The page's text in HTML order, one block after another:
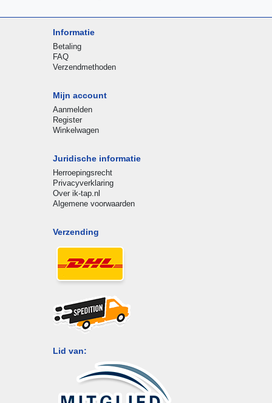
Informatie
Betaling
FAQ
Verzendmethoden
Mijn account
Aanmelden
Register
Winkelwagen
Juridische informatie
Herroepingsrecht
Privacyverklaring
Over ik-tap.nl
Algemene voorwaarden
Verzending
Lid van: